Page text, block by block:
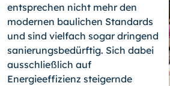
entsprechen nicht mehr den
modernen baulichen Standards
und sind vielfach sogar dringend
sanierungsbedürftig. Sich dabei
ausschließlich auf
Energieeffizienz steigernde